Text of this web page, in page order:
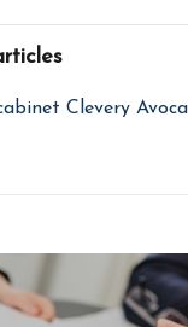
Clevery